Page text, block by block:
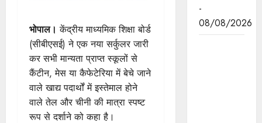
भोपाल।केंद्रीय माध्यमिक शिक्षा बोर्ड
(सीबीएसई) ने एक नया सर्कुलर जारी
कर सभी मान्यता प्राप्त स्कूलों से
कैंटीन, मेस या कैफेटेरिया में बेचे जाने
वाले खाद्य पदार्थों में इस्तेमाल होने
वाले तेल और चीनी की मात्रा स्पष्ट
रूप से दर्शाने को कहा है।
-
08/08/2026